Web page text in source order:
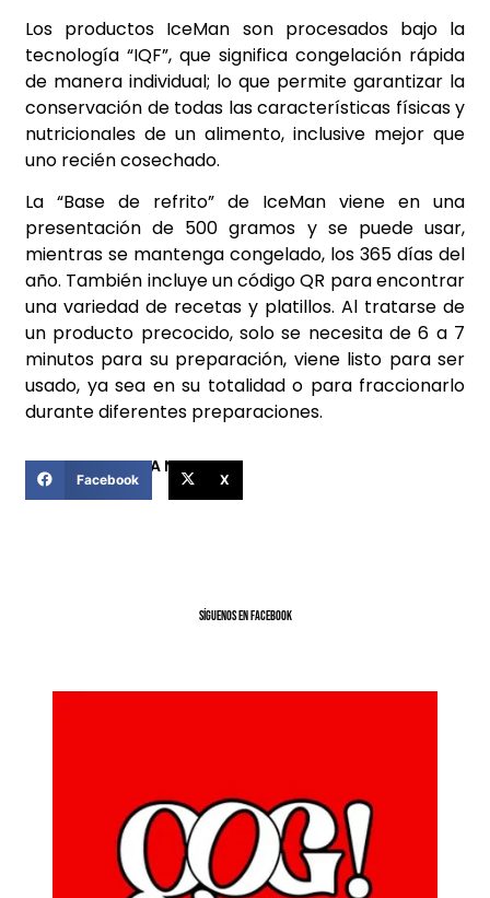
Los productos IceMan son procesados bajo la
tecnología “IQF”, que significa congelación rápida
de manera individual; lo que permite garantizar la
conservación de todas las características físicas y
nutricionales de un alimento, inclusive mejor que
uno recién cosechado.
La “Base de refrito” de IceMan viene en una
presentación de 500 gramos y se puede usar,
mientras se mantenga congelado, los 365 días del
año. También incluye un código QR para encontrar
una variedad de recetas y platillos. Al tratarse de
un producto precocido, solo se necesita de 6 a 7
minutos para su preparación, viene listo para ser
usado, ya sea en su totalidad o para fraccionarlo
durante diferentes preparaciones.
COMPARTIR ESTA NOTICIA
Facebook X
SíGUENOS EN FACEBOOK